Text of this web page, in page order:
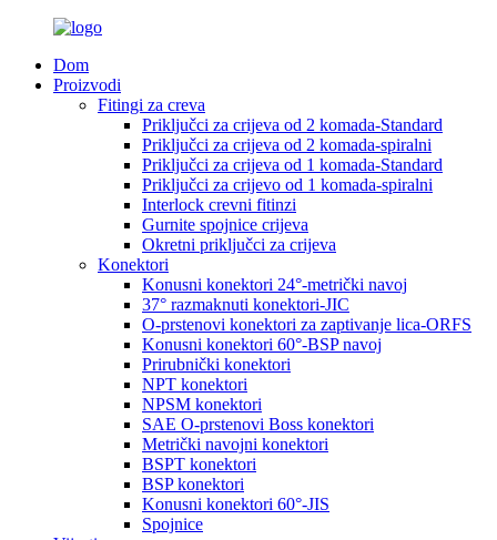
Dom
Proizvodi
Fitingi za creva
Priključci za crijeva od 2 komada-Standard
Priključci za crijeva od 2 komada-spiralni
Priključci za crijeva od 1 komada-Standard
Priključci za crijevo od 1 komada-spiralni
Interlock crevni fitinzi
Gurnite spojnice crijeva
Okretni priključci za crijeva
Konektori
Konusni konektori 24°-metrički navoj
37° razmaknuti konektori-JIC
O-prstenovi konektori za zaptivanje lica-ORFS
Konusni konektori 60°-BSP navoj
Prirubnički konektori
NPT konektori
NPSM konektori
SAE O-prstenovi Boss konektori
Metrički navojni konektori
BSPT konektori
BSP konektori
Konusni konektori 60°-JIS
Spojnice